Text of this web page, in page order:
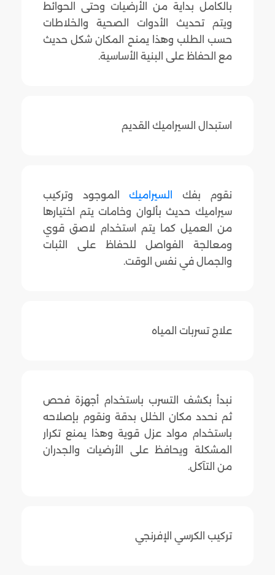
بالكامل بداية من الأرضيات وحتى الحوائط
ويتم تحديث الأدوات الصحية والخلاطات
حسب الطلب وهذا يمنح المكان شكل حديث
مع الحفاظ على البنية الأساسية.
استبدال السيراميك القديم
نقوم بفك السيراميك الموجود وتركيب
سيراميك حديث بألوان وخامات يتم اختيارها
من العميل كما يتم استخدام لاصق قوي
ومعالجة الفواصل للحفاظ على الثبات
والجمال في نفس الوقت.
علاج تسربات المياه
نبدأ بكشف التسرب باستخدام أجهزة فحص
ثم نحدد مكان الخلل بدقة ونقوم بإصلاحه
باستخدام مواد عزل قوية وهذا يمنع تكرار
المشكلة ويحافظ على الأرضيات والجدران
من التآكل.
تركيب الكرسي الإفرنجي